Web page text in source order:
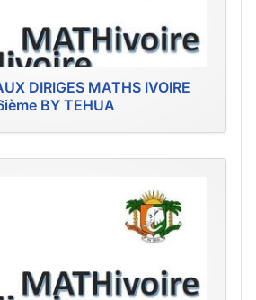
DIRIGES MATHS IVOIRE
BY TEHUA